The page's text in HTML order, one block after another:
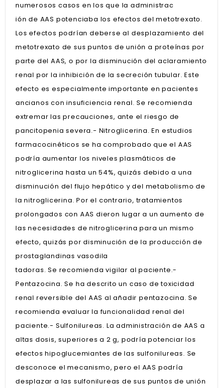
numerosos casos en los que la administrac
ión de AAS potenciaba los efectos del metotrexato.
Los efectos podrían deberse al desplazamiento del
metotrexato de sus puntos de unión a proteínas por
parte del AAS, o por la disminución del aclaramiento
renal por la inhibición de la secreción tubular. Este
efecto es especialmente importante en pacientes
ancianos con insuficiencia renal. Se recomienda
extremar las precauciones, ante el riesgo de
pancitopenia severa.- Nitroglicerina. En estudios
farmacocinéticos se ha comprobado que el AAS
podría aumentar los niveles plasmáticos de
nitroglicerina hasta un 54%, quizás debido a una
disminución del flujo hepático y del metabolismo de
la nitroglicerina. Por el contrario, tratamientos
prolongados con AAS dieron lugar a un aumento de
las necesidades de nitroglicerina para un mismo
efecto, quizás por disminución de la producción de
prostaglandinas vasodila
tadoras. Se recomienda vigilar al paciente.-
Pentazocina. Se ha descrito un caso de toxicidad
renal reversible del AAS al añadir pentazocina. Se
recomienda evaluar la funcionalidad renal del
paciente.- Sulfonilureas. La administración de AAS a
altas dosis, superiores a 2 g, podría potenciar los
efectos hipoglucemiantes de las sulfonilureas. Se
desconoce el mecanismo, pero el AAS podría
desplazar a las sulfonilureas de sus puntos de unión